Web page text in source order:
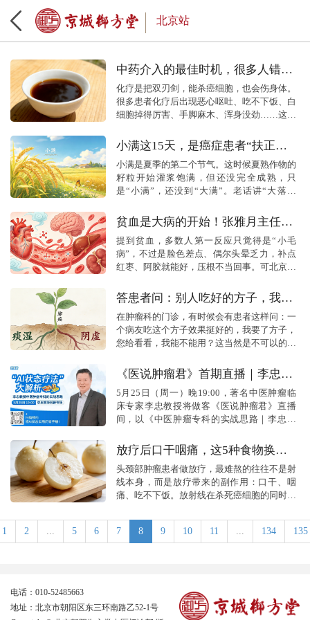
北京站
中药介入的最佳时机，很多人错过
了！化疗后吃什么恢复得快？
化疗是把双刃剑，能杀癌细胞，也会伤身体。
很多患者化疗后出现恶心呕吐、吃不下饭、白
细胞掉得厉害、手脚麻木、浑身没劲……这时
才能恢复得快？这些问题几乎是每个化疗患
者...
小满这15天，是癌症患者“扶正抗
癌”的黄金窗口期，别错过
小满是夏季的第二个节气。这时候夏熟作物的
籽粒开始灌浆饱满，但还没完全成熟，只
是“小满”，还没到“大满”。老话讲“大落大
是雨水越足，后面的收成就越好。这时候万
物...
贫血是大病的开始！张雅月主任：
1个贫血，慢慢拖垮全身5大器官
提到贫血，多数人第一反应只觉得是“小毛
病”，不过是脸色差点、偶尔头晕乏力，补点
红枣、阿胶就能好，压根不当回事。可北京中
反复提醒：贫血从来不是单一的血液问题，而
是...
答患者问：别人吃好的方子，我能
直接用吗？
在肿瘤科的门诊，有时候会有患者这样问：一
个病友吃这个方子效果挺好的，我要了方子，
您给看看，我能不能用？这当然是不可以的。
照抄”。中医的核心灵魂在于“辨证论治”，...
《医说肿瘤君》首期直播｜李忠教
授：肿瘤中医系统化疗法全解析
5月25日（周一）晚19:00，著名中医肿瘤临
床专家李忠教授将做客《医说肿瘤君》直播
间，以《中医肿瘤专科的实战思路｜李忠教
货满满的深度分享。
放疗后口干咽痛，这5种食物换着
吃，一天比一天舒服
头颈部肿瘤患者做放疗，最难熬的往往不是射
线本身，而是放疗带来的副作用：口干、咽
痛、吃不下饭。放射线在杀死癌细胞的同时，
嗓子就干，黏膜破损，喝口水都疼。很多患者
因...
1 2 ... 5 6 7 8 9 10 11 ... 134 135
电话：010-52485663
地址：北京市朝阳区东三环南路乙52-1号